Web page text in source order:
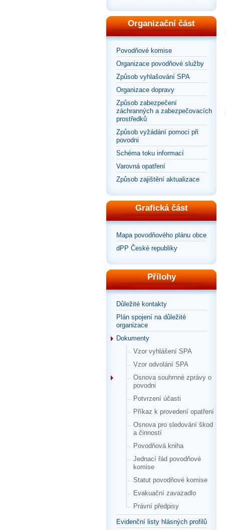
Organizační část
Povodňové komise
Organizace povodňové služby
Způsob vyhlašování SPA
Organizace dopravy
Způsob zabezpečení
záchranných a zabezpečovacích
prostředků
Způsob vyžádání pomoci při
povodni
Schéma toku informací
Varovná opatření
Způsob zajištění aktualizace
Grafická část
Mapa povodňového plánu obce
dPP České republiky
Přílohy
Důležité kontakty
Plán spojení na důležité
organizace
Dokumenty
Vzor vyhlášení SPA
Vzor odvolání SPA
Osnova souhrnné zprávy o
povodni
Potvrzení účasti
Příkaz k provedení opatření
Osnova pro sledování škod
a činností
Povodňová kniha
Jednací řád povodňové
komise
Statut povodňové komise
Evakuační zavazadlo
Právní předpisy
Evidenční listy hlásných profilů